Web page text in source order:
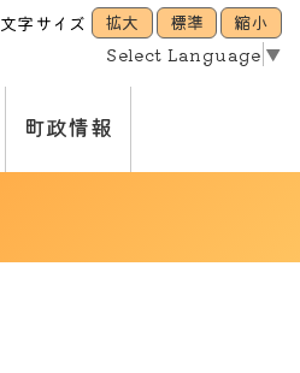
文字サイズ 拡大 標準
縮小
Select Language ▼
町政情報